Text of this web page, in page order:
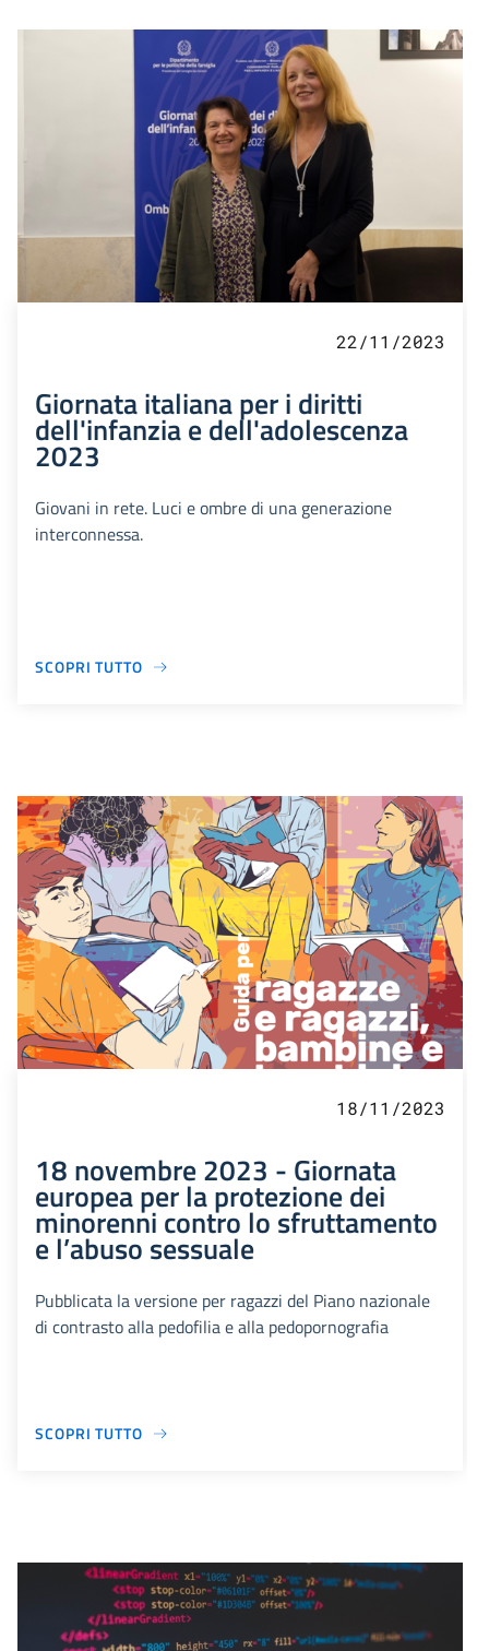
22/11/2023
Giornata italiana per i diritti
dell'infanzia e dell'adolescenza
2023
Giovani in rete. Luci e ombre di una generazione
interconnessa.
SCOPRI TUTTO
18/11/2023
18 novembre 2023 - Giornata
europea per la protezione dei
minorenni contro lo sfruttamento
e l’abuso sessuale
Pubblicata la versione per ragazzi del Piano nazionale
di contrasto alla pedofilia e alla pedopornografia
SCOPRI TUTTO